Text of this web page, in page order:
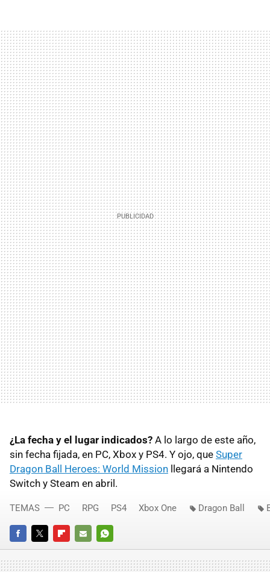
¿La fecha y el lugar indicados? A lo largo de este año,
sin fecha fijada, en PC, Xbox y PS4. Y ojo, que Super
Dragon Ball Heroes: World Mission llegará a Nintendo
Switch y Steam en abril.
FACEBOOKTWITTERFLIPBOARD
E-
MAIL
WHATSAPP
TEMAS PC RPG PS4 Xbox One Dragon Ball